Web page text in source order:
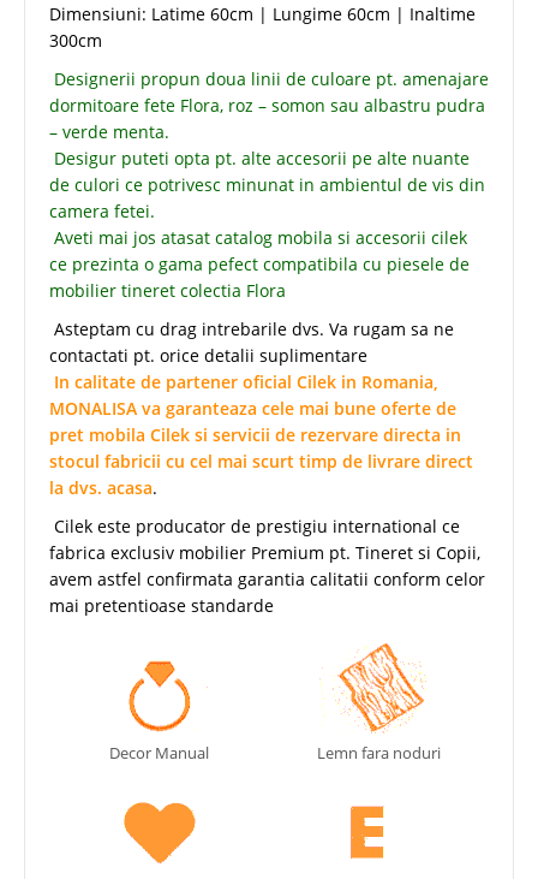
Dimensiuni: Latime 60cm | Lungime 60cm | Inaltime
300cm
Designerii propun doua linii de culoare pt. amenajare
dormitoare fete Flora, roz – somon sau albastru pudra
– verde menta.
Desigur puteti opta pt. alte accesorii pe alte nuante
de culori ce potrivesc minunat in ambientul de vis din
camera fetei.
Aveti mai jos atasat catalog mobila si accesorii cilek
ce prezinta o gama pefect compatibila cu piesele de
mobilier tineret colectia Flora
Asteptam cu drag intrebarile dvs. Va rugam sa ne
contactati pt. orice detalii suplimentare
In calitate de partener oficial Cilek in Romania,
MONALISA va garanteaza cele mai bune oferte de
pret mobila Cilek si servicii de rezervare directa in
stocul fabricii cu cel mai scurt timp de livrare direct
la dvs. acasa.
Cilek este producator de prestigiu international ce
fabrica exclusiv mobilier Premium pt. Tineret si Copii,
avem astfel confirmata garantia calitatii conform celor
mai pretentioase standarde
Decor Manual Lemn fara noduri